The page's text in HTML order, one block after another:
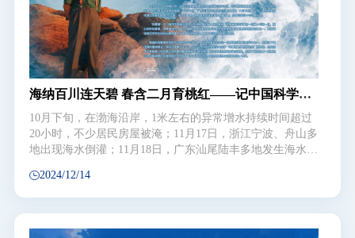
实践教学，积极推进课程思政，涵养学生家国情怀密不可
分。
海纳百川连天碧 春含二月育桃红——记中国科学院
院士、中国海洋大学教授冯士筰
10月下旬，在渤海沿岸，1米左右的异常增水持续时间超过
20小时，不少居民房屋被淹；11月17日，浙江宁波、舟山多
地出现海水倒灌；11月18日，广东汕尾陆丰多地发生海水倒
期，多场风暴潮，使我国多地发生海水倒灌现象，次数远超
近十年同期水平。 “风暴潮”这一海洋灾害再次进入公众视
野，引发人们的重视。在我国海洋学界有一位数十年如一
日，潜心研究风暴潮，培养海洋人才，为国家防灾减灾服务
2024/12/14